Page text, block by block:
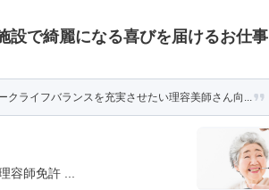
で綺麗になる喜びを届けるお仕事
ライフバランスを充実させたい理容美師さん向...
容師免許 ...